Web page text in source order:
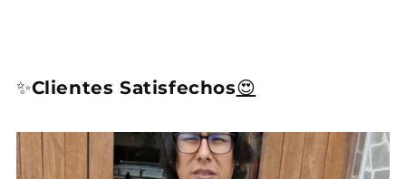
✨Clientes Satisfechos😍